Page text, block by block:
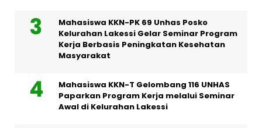
Mahasiswa KKN-PK 69 Unhas Posko
Kelurahan Lakessi Gelar Seminar Program
Kerja Berbasis Peningkatan Kesehatan
Masyarakat
Mahasiswa KKN-T Gelombang 116 UNHAS
Paparkan Program Kerja melalui Seminar
Awal di Kelurahan Lakessi